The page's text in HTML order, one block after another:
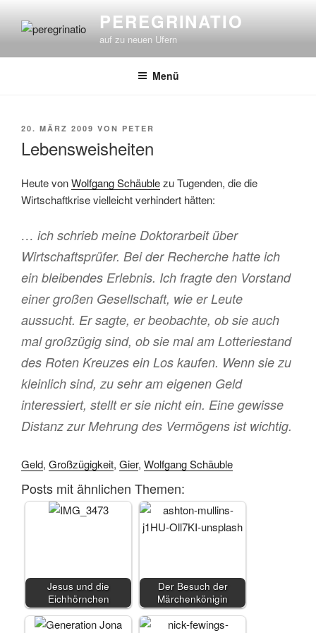
Inhalt
PEREGRINATIO
auf zu neuen Ufern
Menü
VERÖFFENTLICHT
20. MÄRZ 2009 VON PETER
Lebensweisheiten
Heute vonWolfgang Schäublezu Tugenden, die die
Wirtschaftkrise vielleicht verhindert hätten:
… ich schrieb meine Doktorarbeit über
Wirtschaftsprüfer. Bei der Recherche hatte ich
ein bleibendes Erlebnis. Ich fragte den Vorstand
einer großen Gesellschaft, wie er Leute
aussucht. Er sagte, er beobachte, ob sie auch
mal großzügig sind, ob sie mal am Lotteriestand
des Roten Kreuzes ein Los kaufen. Wenn sie zu
kleinlich sind, zu sehr am eigenen Geld
interessiert, stellt er sie nicht ein. Eine gewisse
Distanz zur Mehrung des Vermögens ist wichtig.
Geld, Großzügigkeit, Gier, Wolfgang Schäuble
Posts mit ähnlichen Themen:
Jesus und die
Eichhörnchen
Der Besuch der
Märchenkönigin